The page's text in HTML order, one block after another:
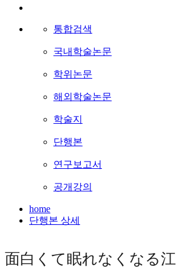
통합검색
국내학술논문
학위논문
해외학술논문
학술지
단행본
연구보고서
공개강의
home
단행본 상세
面白くて眠れなくなる江